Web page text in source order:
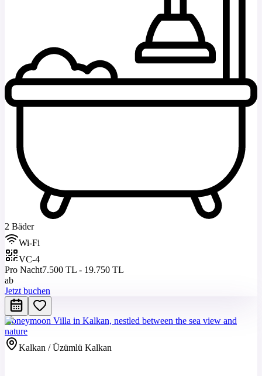
2 Bäder
Wi-Fi
VC-4
Pro Nacht7.500 TL - 19.750 TL
ab
Jetzt buchen
Honeymoon Villa in Kalkan, nestled between the sea view and
nature
Kalkan / Üzümlü Kalkan